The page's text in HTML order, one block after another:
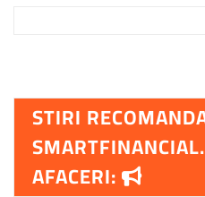
STIRI
AFACERI: